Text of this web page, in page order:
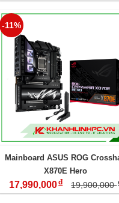
-11%
Mainboard ASUS ROG
X870E Hero
17,990,000đ 19,900,000